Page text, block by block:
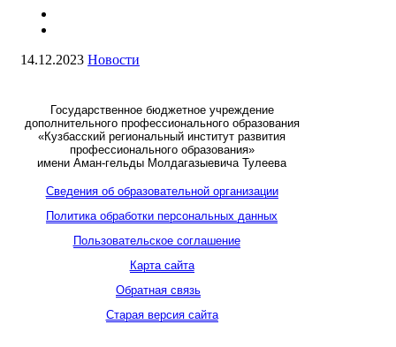
14.12.2023 Новости
Государственное бюджетное учреждение
дополнительного профессионального образования
«Кузбасский региональный институт развития
профессионального образования»
имени Аман-гельды Молдагазыевича Тулеева
Сведения об образовательной организации
Политика обработки персональных данных
Пользовательское соглашение
Карта сайта
Обратная связь
Старая версия сайта